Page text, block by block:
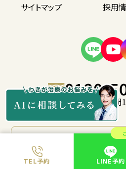
TEL予約 LINE予約
サイトマップ
採用
0120-
全院共通 / 診療時
当院の提供する治療はすべ
外）です。